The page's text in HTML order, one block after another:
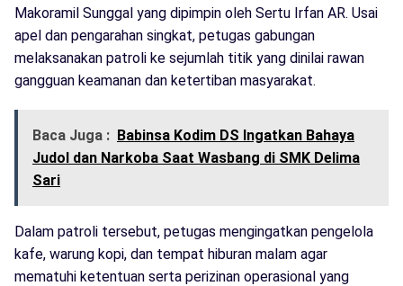
Makoramil Sunggal yang dipimpin oleh Sertu Irfan AR. Usai
apel dan pengarahan singkat, petugas gabungan
melaksanakan patroli ke sejumlah titik yang dinilai rawan
gangguan keamanan dan ketertiban masyarakat.
Baca Juga : Babinsa Kodim DS Ingatkan Bahaya
Judol dan Narkoba Saat Wasbang di SMK Delima
Sari
Dalam patroli tersebut, petugas mengingatkan pengelola
kafe, warung kopi, dan tempat hiburan malam agar
mematuhi ketentuan serta perizinan operasional yang